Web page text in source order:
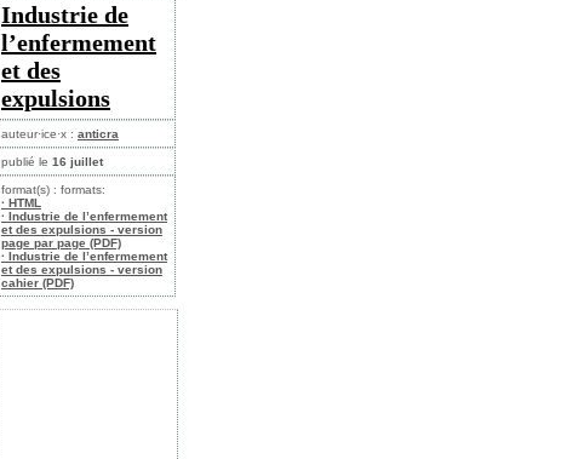
Industrie de
l’enfermement
et des
expulsions
auteur·ice·x : anticra
publié le 16 juillet
format(s) : formats:
· HTML
· Industrie de l’enfermement
et des expulsions - version
page par page (PDF)
· Industrie de l’enfermement
et des expulsions - version
cahier (PDF)